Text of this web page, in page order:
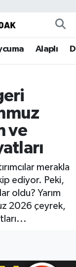
Alaplı
ve
merakla
ediyor. Peki,
oldu? Yarım
2026 çeyrek,